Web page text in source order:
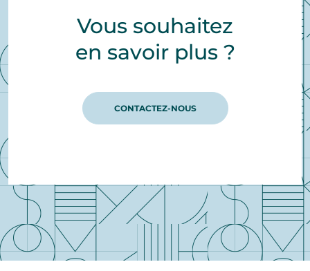
Vous souhaitez
en savoir plus ?
CONTACTEZ-NOUS